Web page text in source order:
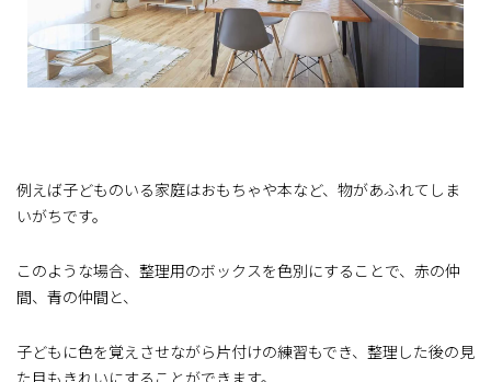
例えば子どものいる家庭はおもちゃや本など、物があふれてしま
いがちです。
このような場合、整理用のボックスを色別にすることで、赤の仲
間、青の仲間と、
子どもに色を覚えさせながら片付けの練習もでき、整理した後の見
た目もきれいにすることができます。